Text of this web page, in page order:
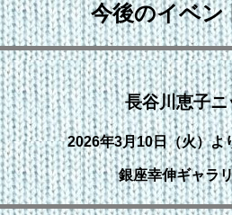
今後のイベン
長谷川恵子ニ
2026年3月10日（火）よ
銀座幸伸ギャラ